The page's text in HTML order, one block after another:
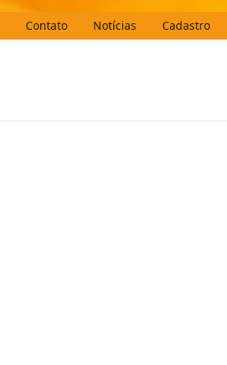
Contato Notícias Cadastro